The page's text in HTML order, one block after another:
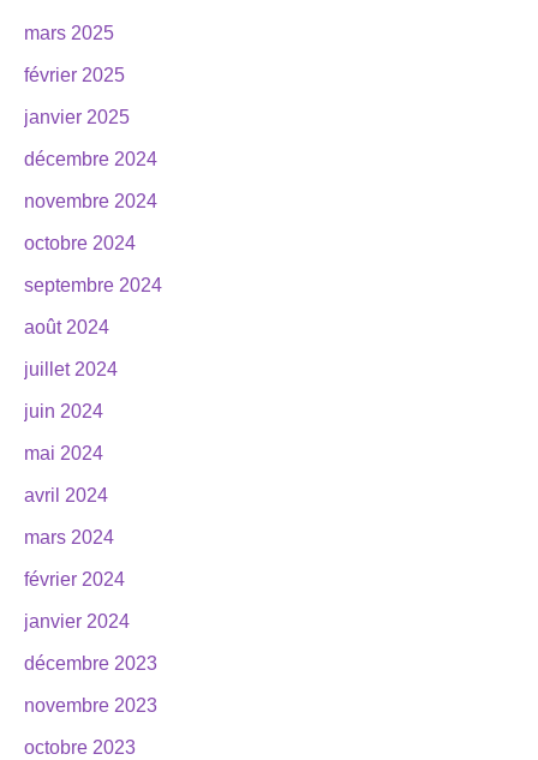
mars 2025
février 2025
janvier 2025
décembre 2024
novembre 2024
octobre 2024
septembre 2024
août 2024
juillet 2024
juin 2024
mai 2024
avril 2024
mars 2024
février 2024
janvier 2024
décembre 2023
novembre 2023
octobre 2023